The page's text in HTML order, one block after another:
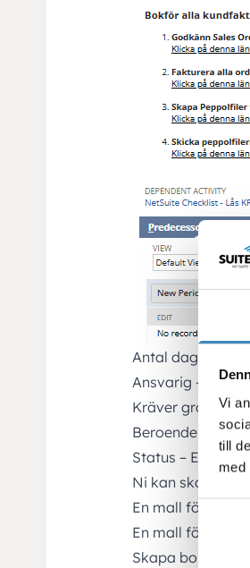
Vi
till
med
Antal dagar –
Ansvarig –
Kräver
Beroende
Status – Ej
Ni kan skapa
En mall för
En mall för
Skapa bokslutet